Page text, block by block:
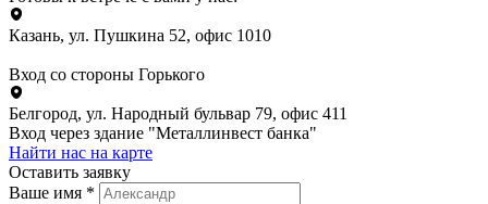
Казань, ул. Пушкина 52, офис 1010
Вход со стороны Горького
Белгород, ул. Народный бульвар 79, офис 411
Вход через здание "Металлинвест банка"
Найти нас на карте
Оставить заявку
Ваше имя *